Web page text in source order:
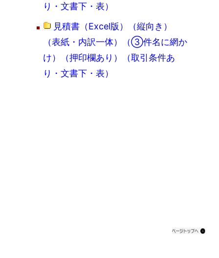
り・文書下・表）
見積書（Excel版）（縦向き）
（表紙・内訳一体）（③件名に網か
け）（押印欄あり）（取引条件あ
り・文書下・表）